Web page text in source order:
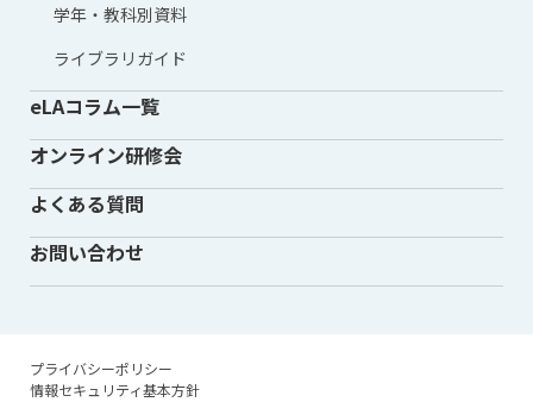
学年・教科別資料
ライブラリガイド
eLAコラム一覧
オンライン研修会
よくある質問
お問い合わせ
プライバシーポリシー
情報セキュリティ基本方針